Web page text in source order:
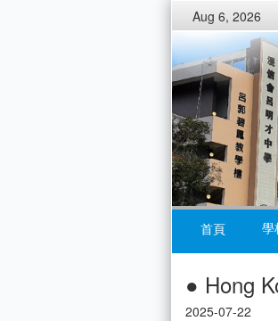
Aug 6, 2026
首頁 學
● Hong
2025-07-22